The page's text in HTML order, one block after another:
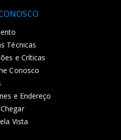
Técnicas
e Críticas
Conosco
e Endereço
Vista